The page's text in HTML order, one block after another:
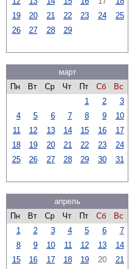
19
20 21 22 23 24
25
26
27 28 29
март
Пн
Вт Ср Чт Пт Сб
Вс
1
2
3
4
5 6 7 8 9
10
11
12 13 14 15 16
17
18
19 20 21 22 23
24
25
26 27 28 29 30 31
апрель
Пн
Вт Ср Чт Пт Сб
Вс
1
2 3 4 5 6
7
8
9 10 11 12 13
14
15
16 17 18 19 20
21